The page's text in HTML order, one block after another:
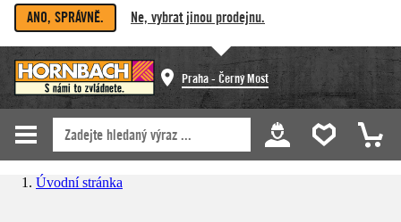
ANO, SPRÁVNĚ. Ne, vybrat jinou prodejnu.
Praha - Černý Most
Úvodní stránka